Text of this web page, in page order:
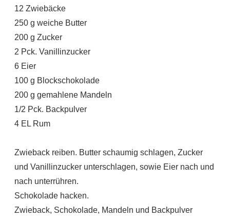
12 Zwiebäcke
250 g weiche Butter
200 g Zucker
2 Pck. Vanillinzucker
6 Eier
100 g Blockschokolade
200 g gemahlene Mandeln
1/2 Pck. Backpulver
4 EL Rum
Zwieback reiben. Butter schaumig schlagen, Zucker
und Vanillinzucker unterschlagen, sowie Eier nach und
nach unterrühren.
Schokolade hacken.
Zwieback, Schokolade, Mandeln und Backpulver